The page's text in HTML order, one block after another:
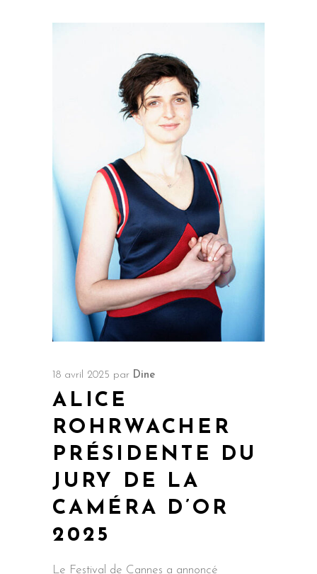
18 avril 2025 par Dine
ALICE
ROHRWACHER
PRÉSIDENTE DU
JURY DE LA
CAMÉRA D’OR
2025
Le Festival de Cannes a annoncé